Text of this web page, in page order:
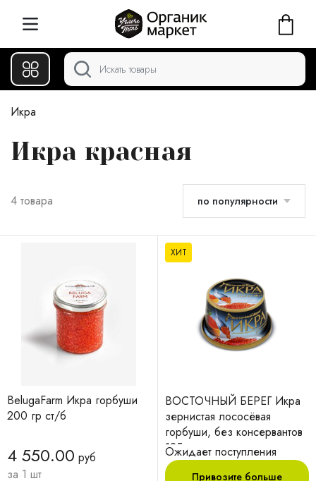
Икра
Икра красная
4 товара по популярности
BelugaFarm Икра горбуши
200 гр ст/б
4 550.00 руб
за 1 шт
ХИТ
ВОСТОЧНЫЙ БЕРЕГ Икра
зернистая лососёвая
горбуши, без консервантов
125 г
Ожидает поступления
Привозите больше